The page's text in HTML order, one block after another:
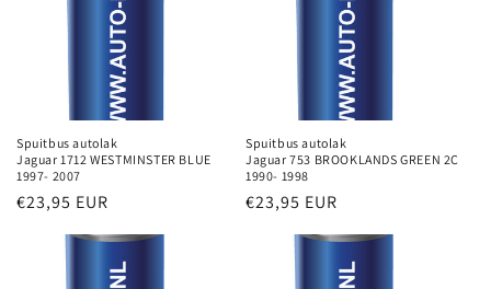
Spuitbus autolak
Jaguar 1712 WESTMINSTER BLUE
1997- 2007
Normale
€23,95 EUR
Spuitbus autolak
Jaguar 753 BROOKLANDS GREEN 2C
1990- 1998
Normale
€23,95 EUR